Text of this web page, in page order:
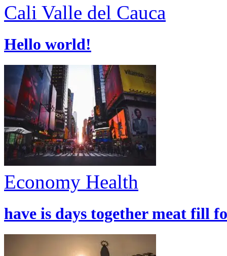
Cali Valle del Cauca
Hello world!
Economy Health
have is days together meat fill